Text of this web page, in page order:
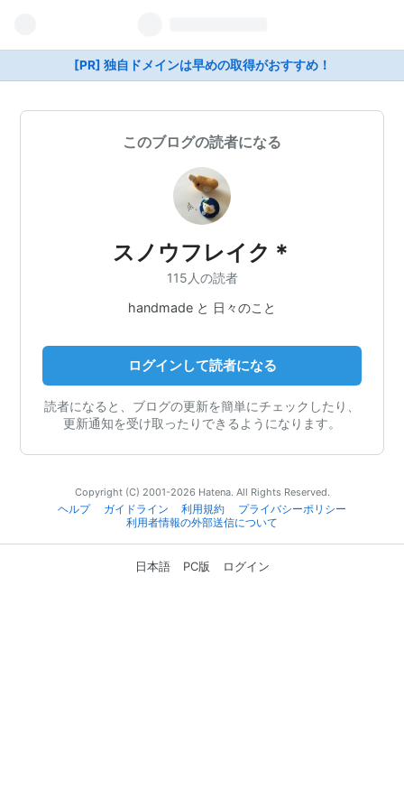
[PR] 独自ドメインは早めの取得がおすすめ！
このブログの読者になる
スノウフレイク＊
115人の読者
handmade と 日々のこと
ログインして読者になる
読者になると、ブログの更新を簡単にチェックしたり、
更新通知を受け取ったりできるようになります。
Copyright (C) 2001-2026 Hatena. All Rights Reserved.
ヘルプ
ガイドライン 利用規約
プライバシーポリシー
利用者情報の外部送信について
日本語 PC版 ログイン